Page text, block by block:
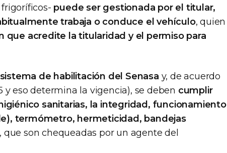
puede ser gestionada por el titular,
trabaja o conduce el vehículo, quien
que acredite la titularidad y el permiso para
sistema de habilitación del Senasa y, de acuerdo
y eso determina la vigencia), se deben cumplir
sanitarias, la integridad, funcionamiento
termómetro, hermeticidad, bandejas
que son chequeadas por un agente del